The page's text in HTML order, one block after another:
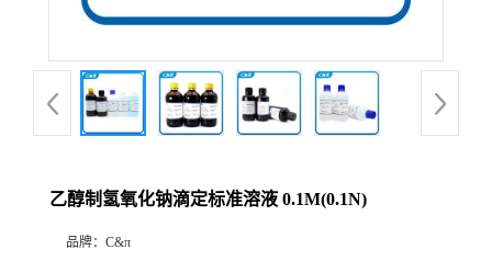
乙醇制氢氧化钠滴定标准溶液 0.1M(0.1N)
品牌： C&π